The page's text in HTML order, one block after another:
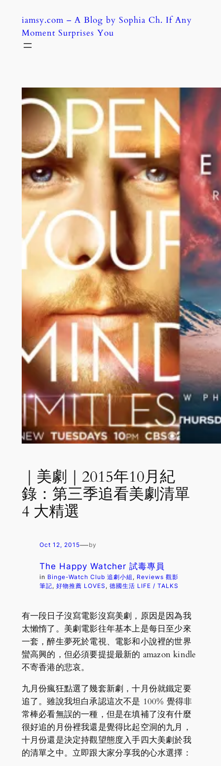
content
iamsy.com – A Blog by Sophia Ch. If Any
Moment Surprises You
｜美劇｜2015年10月紀
錄：第三季追看美劇清單
4 大精選
Oct 12, 2015—by
The Happy Watcher 試毒專員
in Binge-Watch Club 追劇小組 , Reviews 觀影
筆記, 好物推薦 LOVES , 德國生活 LIFE / TALKS
有一段日子沒寫電影沒寫美劇，原因是因為我
太懶惰了。美劇電影往年基本上是每日至少來
一套，醉生夢死於電視、電影和小說裡的世界
蠻高興的，但必須要提提最新的 amazon kindle
不寄香港的悲哀。
九月份瘋狂點選了幾套新劇，十月份就鐵定要
追了。雖說我坦白承認這次不是 100% 覺得非
常棒必看無誤的一種，但是在填補了沒有什麼
很好追的月份裡我還是覺得比起空洞的九月，
十月份還是決定持觀望態度入手四大美劇於我
的清單之中。立即跟大家分享我的心水選擇：